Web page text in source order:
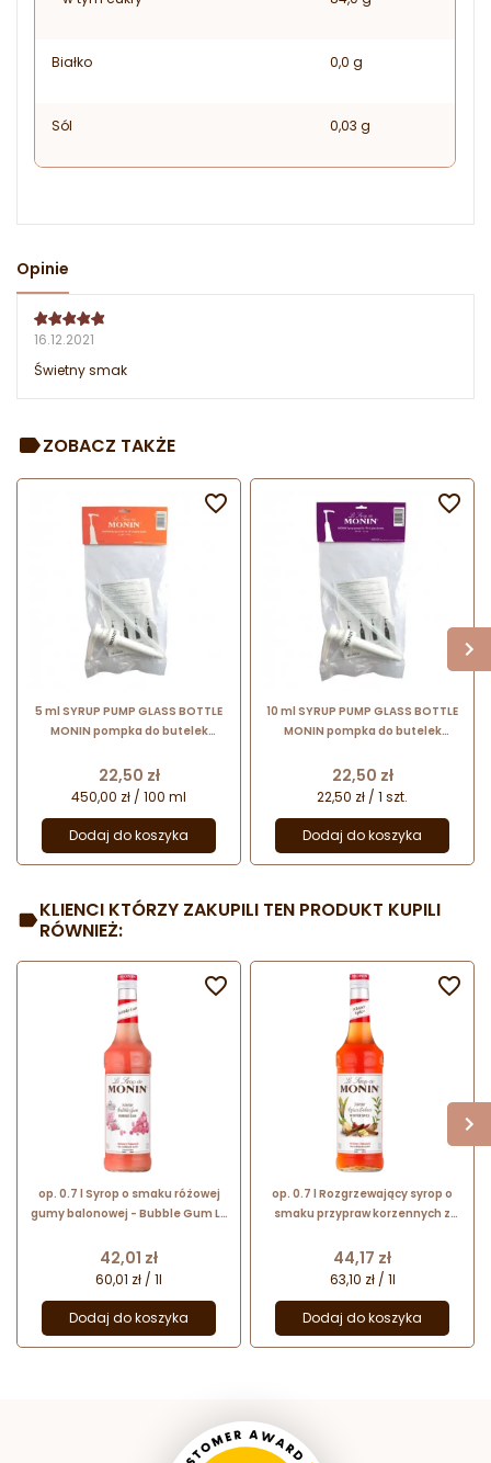
Białko 0,0 g
Sól 0,03 g
Opinie
16.12.2021
Świetny smak
ZOBACZ TAKŻE
5 ml SYRUP PUMP GLASS BOTTLE
MONIN pompka do butelek
Cena
22,50 zł
450,00 zł / 100 ml
Dodaj do koszyka

10 ml SYRUP PUMP GLASS BOTTLE
MONIN pompka do butelek
Cena
22,50 zł
22,50 zł / 1 szt.
Dodaj do koszyka

KLIENCI KTÓRZY ZAKUPILI TEN PRODUKT KUPILI
RÓWNIEŻ:
op. 0.7 l Syrop o smaku różowej
gumy balonowej - Bubble Gum Le
Cena
42,01 zł
60,01 zł / 1l
Dodaj do koszyka

op. 0.7 l Rozgrzewający syrop o
smaku przypraw korzennych z
de Monin - szklana butelka
Cena
44,17 zł
63,10 zł / 1l
Dodaj do koszyka
